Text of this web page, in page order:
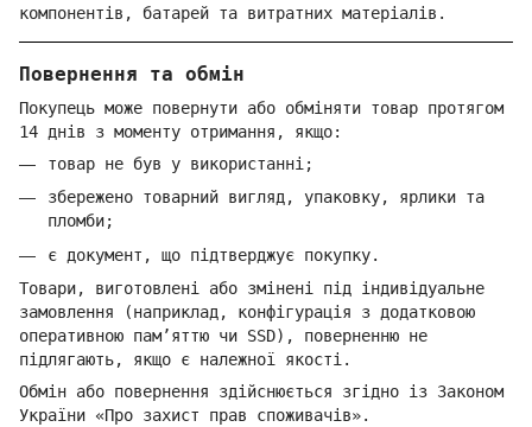
компонентів, батарей та витратних матеріалів.
Повернення та обмін
Покупець може повернути або обміняти товар протягом
14 днів з моменту отримання, якщо:
товар не був у використанні;
збережено товарний вигляд, упаковку, ярлики та
пломби;
є документ, що підтверджує покупку.
Товари, виготовлені або змінені під індивідуальне
замовлення (наприклад, конфігурація з додатковою
оперативною пам’яттю чи SSD), поверненню не
підлягають, якщо є належної якості.
Обмін або повернення здійснюється згідно із Законом
України «Про захист прав споживачів».